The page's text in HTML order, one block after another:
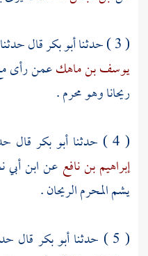
( 3 ) حدثنا
أبو بكرقال حدثنا
يوسف بن ماهكعمن رأى
ريحانا وهو محرم .
( 4 ) حدثنا
أبو بكر قال
إبراهيم بن نافع عنابن
يشم المحرم الريحان .
( 5 ) حدثنا
أبو بكر قال